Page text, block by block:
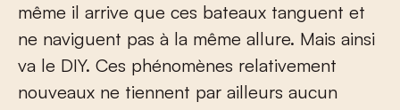
même il arrive que ces bateaux tanguent et
ne naviguent pas à la même allure. Mais ainsi
va le DIY. Ces phénomènes relativement
nouveaux ne tiennent par ailleurs aucun